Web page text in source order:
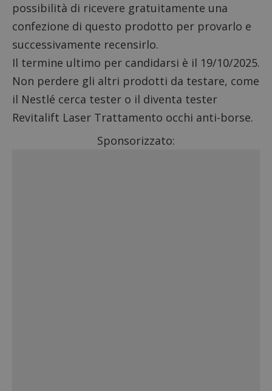
possibilità di ricevere gratuitamente una
confezione di questo prodotto per provarlo e
successivamente recensirlo.
Il termine ultimo per candidarsi è il 19/10/2025.
Non perdere gli altri prodotti da testare, come
il Nestlé cerca tester o il diventa tester
Revitalift Laser Trattamento occhi anti-borse.
Sponsorizzato: